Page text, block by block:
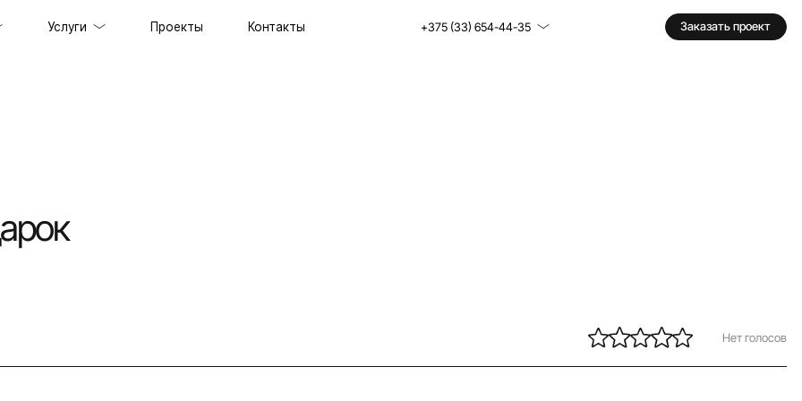
Услуги
решений
интеллекта
Проекты Контакты +375 (33) 654-44-35 Заказать проект
Нет голосов